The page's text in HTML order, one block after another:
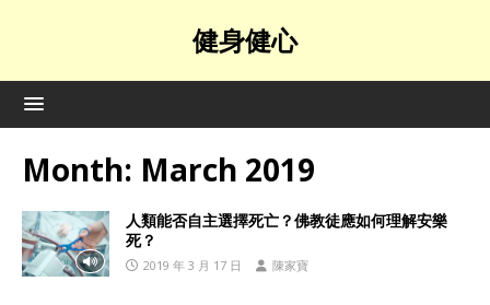
健身健心
Month: March 2019
人類能否自主選擇死亡？佛教徒應如何理解安樂
死？
2019 年 3 月 17 日 陳家寶